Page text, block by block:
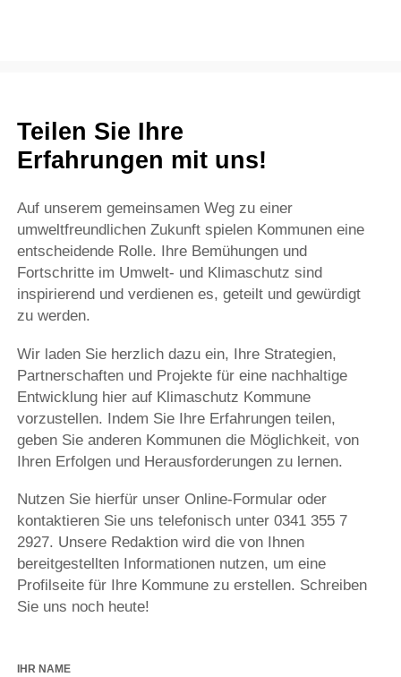
Teilen Sie Ihre
Erfahrungen mit uns!
Auf unserem gemeinsamen Weg zu einer
umweltfreundlichen Zukunft spielen Kommunen eine
entscheidende Rolle. Ihre Bemühungen und
Fortschritte im Umwelt- und Klimaschutz sind
inspirierend und verdienen es, geteilt und gewürdigt
zu werden.
Wir laden Sie herzlich dazu ein, Ihre Strategien,
Partnerschaften und Projekte für eine nachhaltige
Entwicklung hier auf Klimaschutz Kommune
vorzustellen. Indem Sie Ihre Erfahrungen teilen,
geben Sie anderen Kommunen die Möglichkeit, von
Ihren Erfolgen und Herausforderungen zu lernen.
Nutzen Sie hierfür unser Online-Formular oder
kontaktieren Sie uns telefonisch unter 0341 355 7
2927. Unsere Redaktion wird die von Ihnen
bereitgestellten Informationen nutzen, um eine
Profilseite für Ihre Kommune zu erstellen. Schreiben
Sie uns noch heute!
IHR NAME